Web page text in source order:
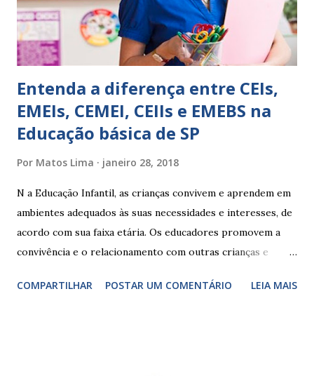
Ainda não desenvolveu habilidades para convívio no
ambiente...
Entenda a diferença entre CEIs,
EMEIs, CEMEI, CEIIs e EMEBS na
Educação básica de SP
Por Matos Lima janeiro 28, 2018
N a Educação Infantil, as crianças convivem e aprendem em
ambientes adequados às suas necessidades e interesses, de
acordo com sua faixa etária. Os educadores promovem a
convivência e o relacionamento com outras crianças e
garantir o direito das crianças a uma educação integral e de
COMPARTILHAR POSTAR UM COMENTÁRIO LEIA MAIS